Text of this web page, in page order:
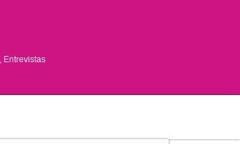
Entrevistas